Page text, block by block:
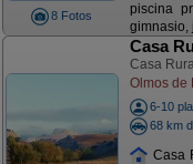
8 Fotos
piscina
gimnasio,
Casa
Casa
Olmos de
6-10
68 km
Casa